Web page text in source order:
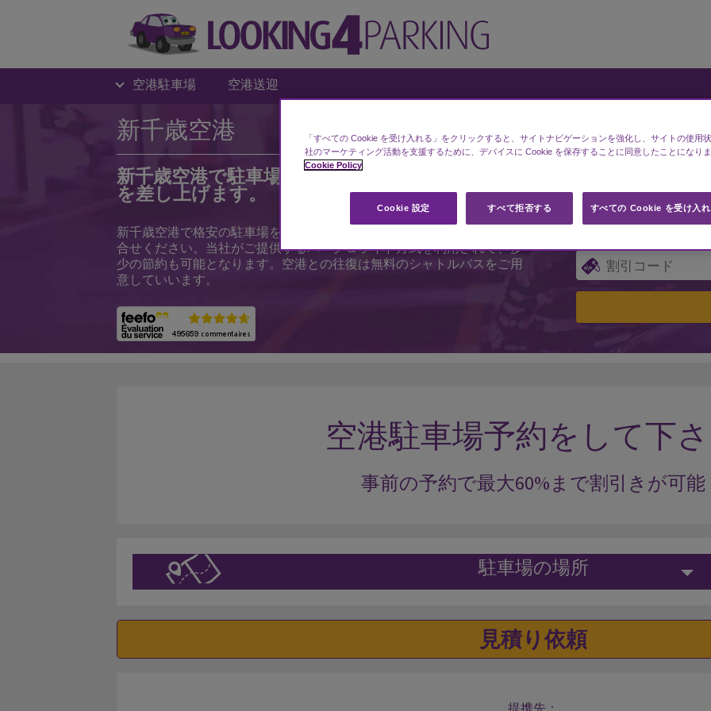
空港駐車場 空港送迎
新千歳で駐車場を探しま
新千歳空港
新千歳空港で駐車場が必要なら、すぐにお見積り
を差し上げます。
新千歳空港で格安の駐車場をお探しならば、当社の申込フォームでお問
合せください。当社がご提供するパーク＆ライド方式を利用されて、多
少の節約も可能となります。空港との往復は無料のシャトルバスをご用
意していいます。
空港駐車場予約をして下
事前の予約で最大60%まで割引きが可能
駐車場の場所
見積り依頼
提携先：
「すべての Cookie を受け入れる」をクリックすると、サイトナビゲーションを強化し、サイトの使用
社のマーケティング活動を支援するために、デバイスに Cookie を保存することに同意したことになり
Cookie Policy
Cookie 設定 すべて拒否する すべての Cookie を受け入